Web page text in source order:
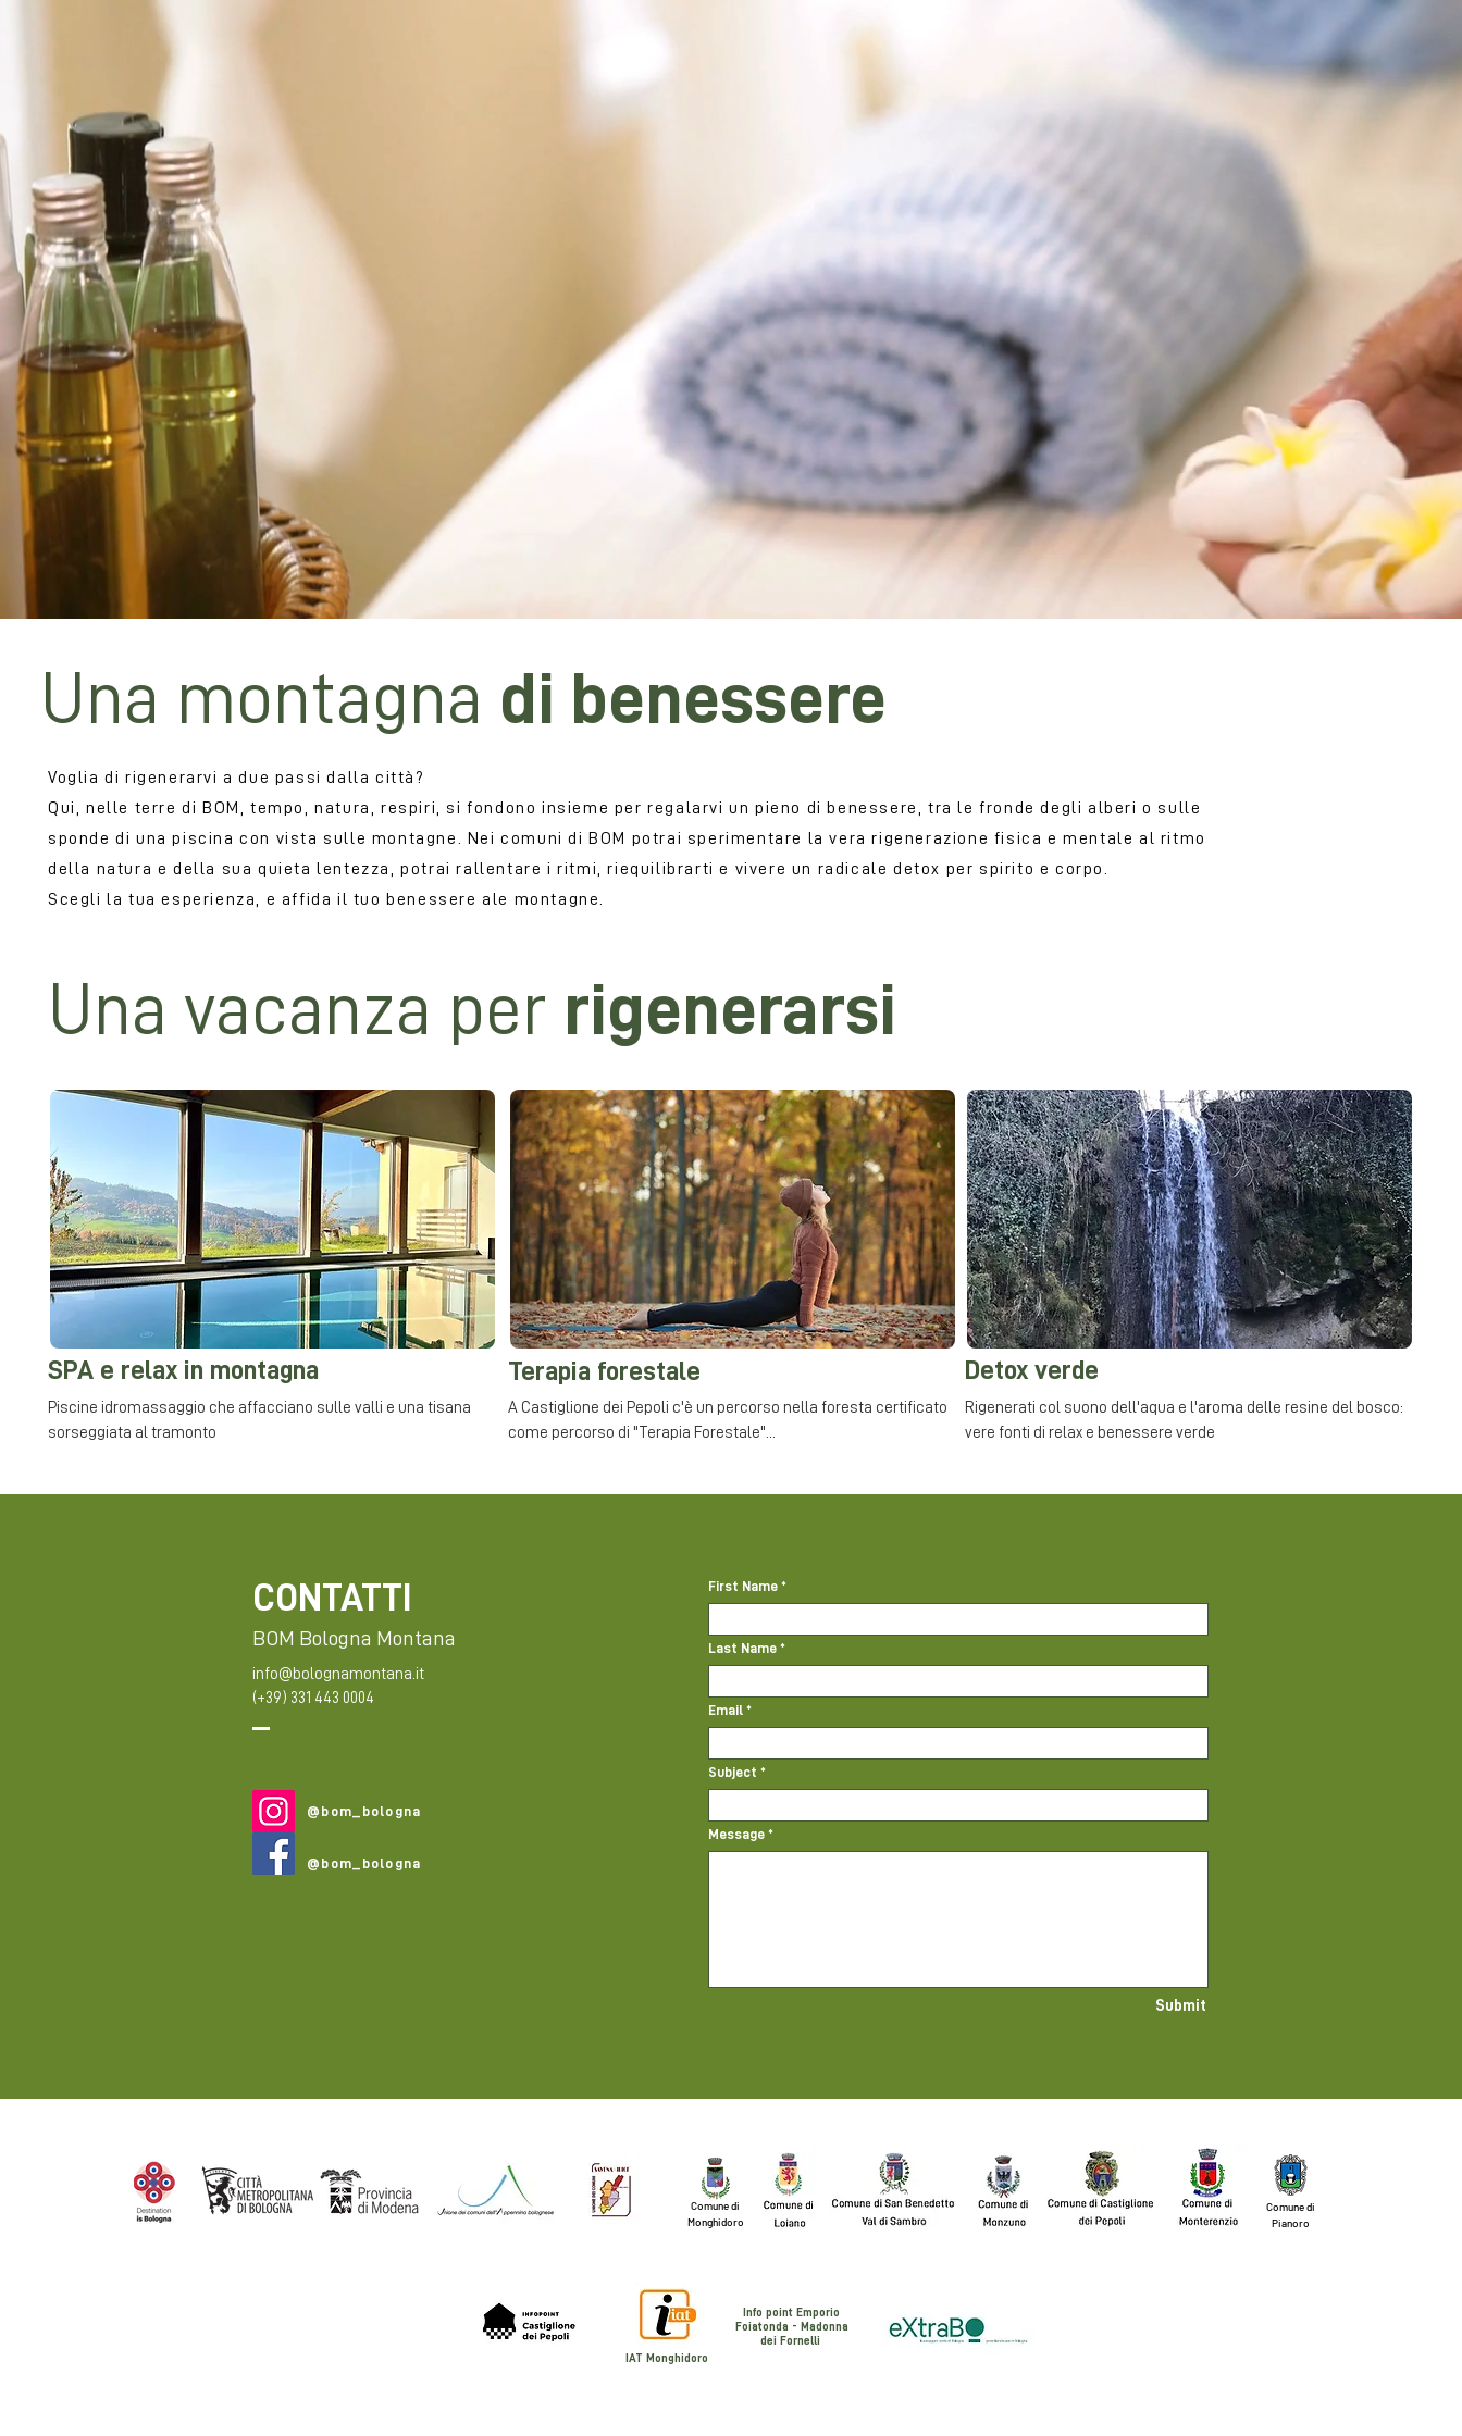
Una montagna di benessere
Voglia di rigenerarvi a due passi dalla città?
Qui, nelle terre di BOM, tempo, natura, respiri, si fondono insieme per regalarvi un pieno di benessere, tra le fronde degli alberi o sulle
sponde di una piscina con vista sulle montagne. Nei comuni di BOM potrai sperimentare la vera rigenerazione fisica e mentale al ritmo
della natura e della sua quieta lentezza, potrai rallentare i ritmi, riequilibrarti e vivere un radicale detox per spirito e corpo.
Scegli la tua esperienza, e affida il tuo benessere ale montagne.
Una vacanza per rigenerarsi
SPA e relax in montagna
Piscine idromassaggio che affacciano sulle valli e una tisana
sorseggiata al tramonto
Terapia forestale
A Castiglione dei Pepoli c'è un percorso nella foresta certificato
come percorso di "Terapia Forestale"...
Detox verde
Rigenerati col suono dell'aqua e l'aroma delle resine del bosco:
vere fonti di relax e benessere verde
CONTATTI
BOM Bologna Montana
info@bolognamontana.it
(+39) 331 443 0004
@bom_bologna
@bom_bologna
First Name
Last Name
Email
Subject
Message
Submit
Comune di
Monghidoro
Comune di
Pianoro
IAT Monghidoro
Info point Emporio
Foiatonda - Madonna
dei Fornelli